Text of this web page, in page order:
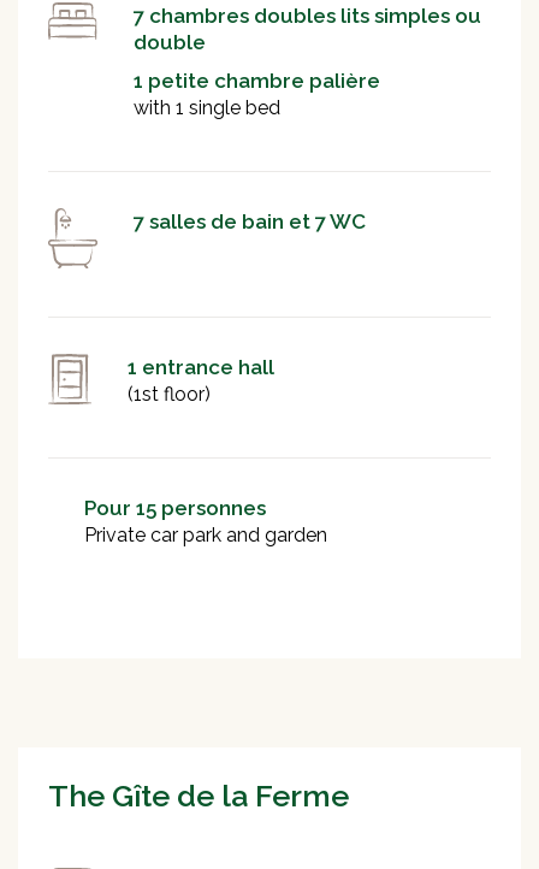
7 chambres doubles lits simples ou
double
1 petite chambre palière
with 1 single bed
7 salles de bain et 7 WC
1 entrance hall
(1st floor)
Pour 15 personnes
Private car park and garden
The Gîte de la Ferme